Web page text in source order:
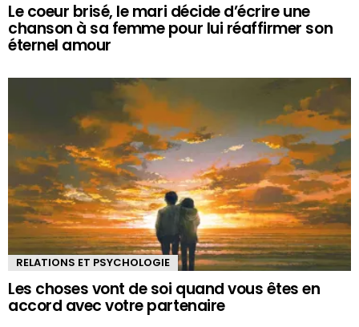
Le coeur brisé, le mari décide d’écrire une
chanson à sa femme pour lui réaffirmer son
éternel amour
RELATIONS ET PSYCHOLOGIE
Les choses vont de soi quand vous êtes en
accord avec votre partenaire